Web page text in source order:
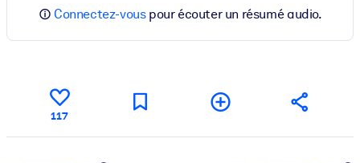
Connectez-vouspour écouter un résumé audio.
117